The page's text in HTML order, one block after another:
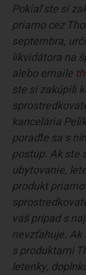
Pokiaľ ste si
priamo cez
septembra,
likvidátora na
alebo emaile
ste si zakúpili
kancelária
poraďte sa s
postup. Ak ste
ubytovanie,
produkt
váš prípad s
nevzťahuje.
s produktami
letenky,